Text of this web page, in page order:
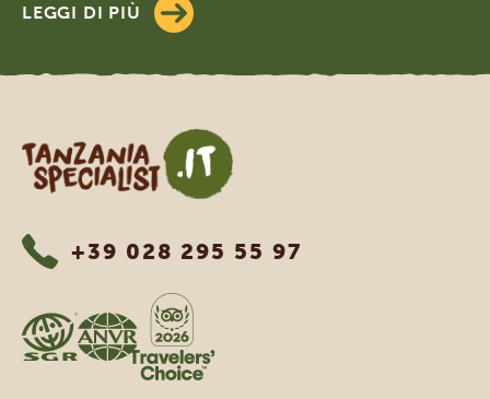
LEGGI DI PIÙ
Tanzania Specialist
+39 028 295 55 97